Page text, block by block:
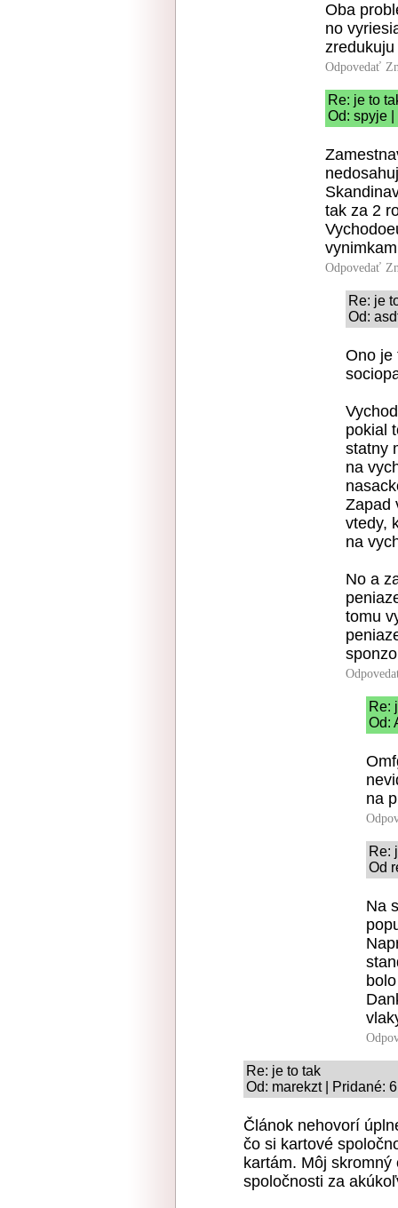
Oba
no
Odpovedať
Re: je to
Od: spyje
tak za 2
Odpovedať
Re: je
Od:
Ono je
pokial
statny
na
Zapad
vtedy,
na
No a
tomu
Re:
Od:
na
Re:
Od
Na
Re: je to tak
Od: marekzt | Pridané:
Článok nehovorí
čo si kartové
kartám. Môj
spoločnosti za